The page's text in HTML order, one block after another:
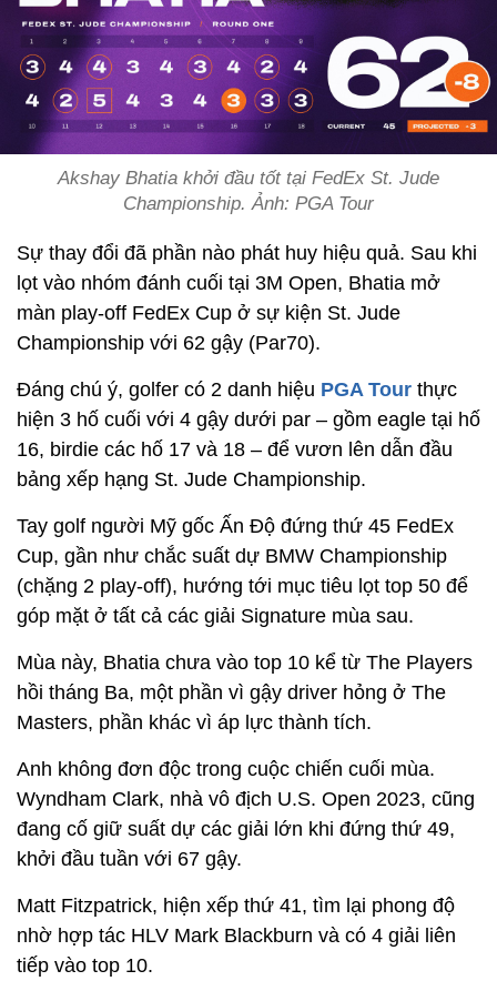
Akshay Bhatia khởi đầu tốt tại FedEx St. Jude
Championship. Ảnh: PGA Tour
Sự thay đổi đã phần nào phát huy hiệu quả. Sau khi
lọt vào nhóm đánh cuối tại 3M Open, Bhatia mở
màn play-off FedEx Cup ở sự kiện St. Jude
Championship với 62 gậy (Par70).
Đáng chú ý, golfer có 2 danh hiệu PGA Tour thực
hiện 3 hố cuối với 4 gậy dưới par – gồm eagle tại hố
16, birdie các hố 17 và 18 – để vươn lên dẫn đầu
bảng xếp hạng St. Jude Championship.
Tay golf người Mỹ gốc Ấn Độ đứng thứ 45 FedEx
Cup, gần như chắc suất dự BMW Championship
(chặng 2 play-off), hướng tới mục tiêu lọt top 50 để
góp mặt ở tất cả các giải Signature mùa sau.
Mùa này, Bhatia chưa vào top 10 kể từ The Players
hồi tháng Ba, một phần vì gậy driver hỏng ở The
Masters, phần khác vì áp lực thành tích.
Anh không đơn độc trong cuộc chiến cuối mùa.
Wyndham Clark, nhà vô địch U.S. Open 2023, cũng
đang cố giữ suất dự các giải lớn khi đứng thứ 49,
khởi đầu tuần với 67 gậy.
Matt Fitzpatrick, hiện xếp thứ 41, tìm lại phong độ
nhờ hợp tác HLV Mark Blackburn và có 4 giải liên
tiếp vào top 10.